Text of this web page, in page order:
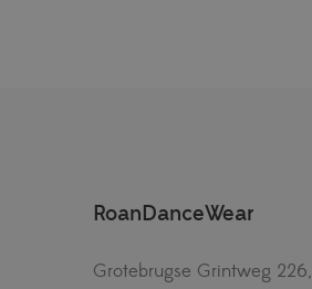
RoanDanceWear
Grotebrugse Grintweg 226,